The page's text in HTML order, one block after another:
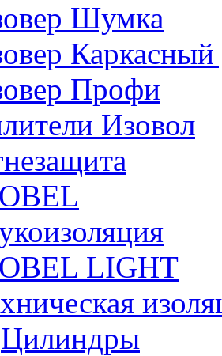
Шумка
Профи
Изовол
LIGHT
Цилиндры